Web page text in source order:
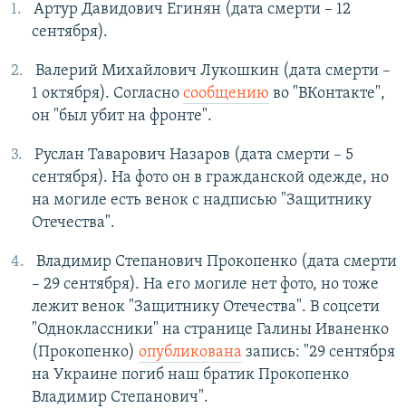
Артур Давидович Егинян (дата смерти – 12
сентября).
Валерий Михайлович Лукошкин (дата смерти –
1 октября). Согласно сообщению во "ВКонтакте",
он "был убит на фронте".
Руслан Таварович Назаров (дата смерти – 5
сентября). На фото он в гражданской одежде, но
на могиле есть венок с надписью "Защитнику
Отечества".
Владимир Степанович Прокопенко (дата смерти
– 29 сентября). На его могиле нет фото, но тоже
лежит венок "Защитнику Отечества". В соцсети
"Одноклассники" на странице Галины Иваненко
(Прокопенко) опубликована запись: "29 сентября
на Украине погиб наш братик Прокопенко
Владимир Степанович".